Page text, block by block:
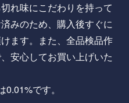
れ味にこだわりを持って
みのため、購入後すぐに
ます。また、全品検品作
安心してお買い上げいた
です。